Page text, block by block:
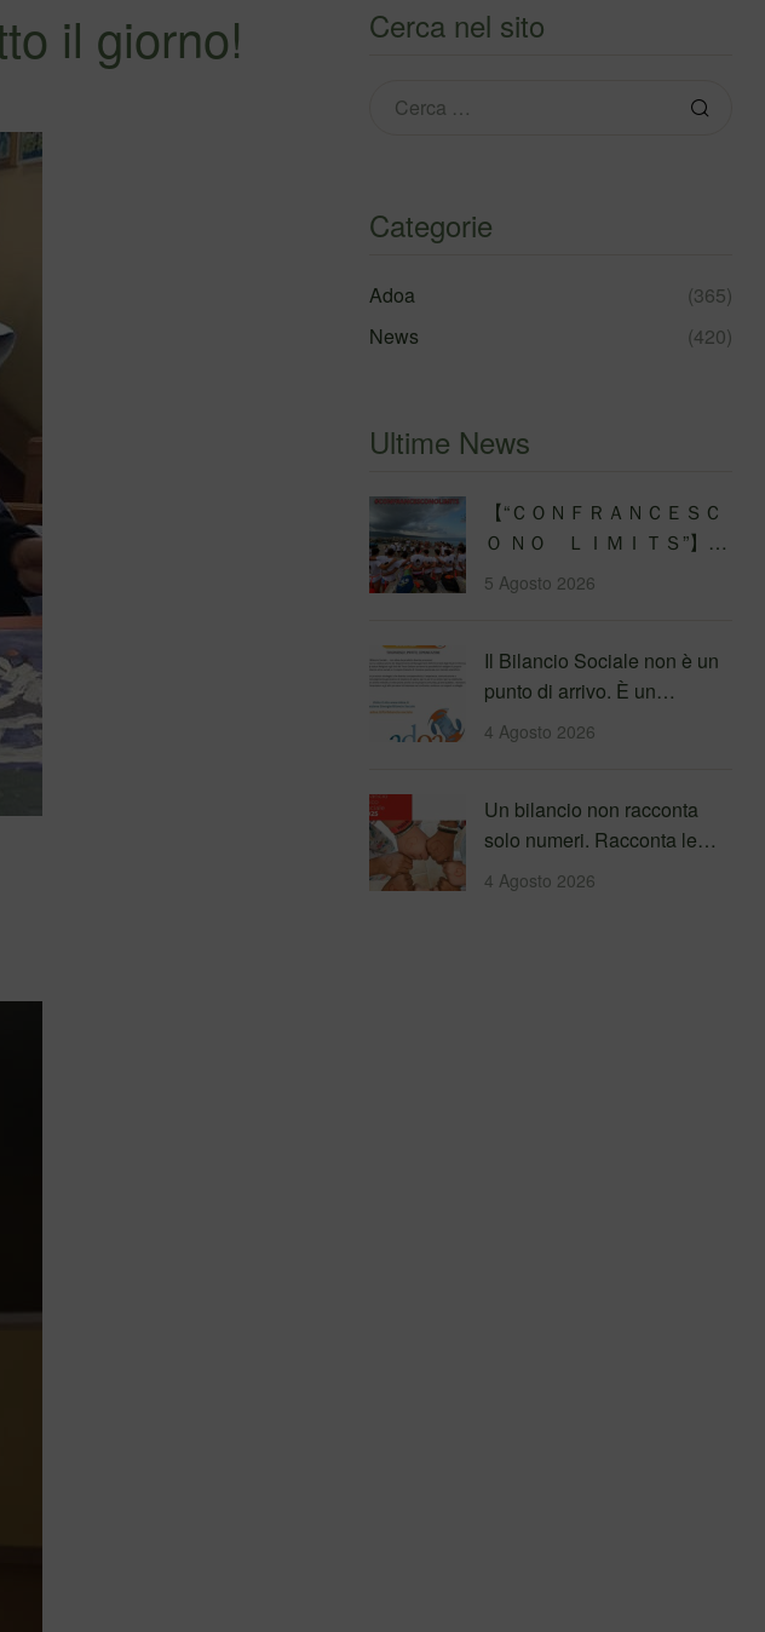
il giorno! Cerca nel sito
Categorie
Adoa
(365)
News
(420)
Ultime News
【 “ＣＯＮＦＲＡＮＣＥＳＣ
Ｏ ＮＯ ＬＩＭＩＴＳ”】
Traversata dello Stretto di
Messina
5 Agosto 2026
Il Bilancio Sociale non è un
punto di arrivo. È un
percorso che genera
valore!…
4 Agosto 2026
Un bilancio non racconta
solo numeri. Racconta le
persone incontrate, i
percorsi…
4 Agosto 2026